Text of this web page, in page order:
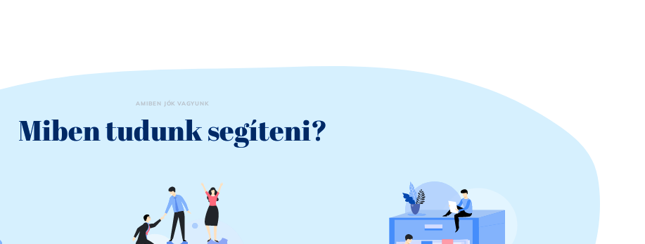
AMIBEN JÓK VAGYUNK
Miben tudunk segíteni?